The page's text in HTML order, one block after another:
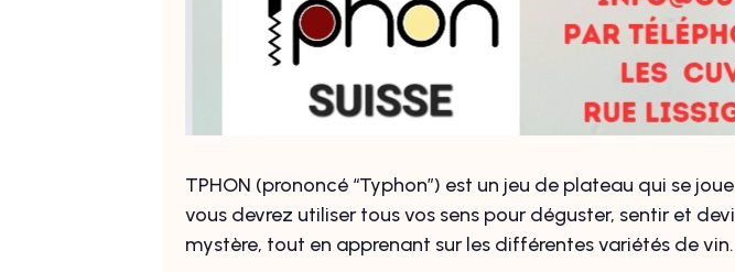
TPHON (prononcé “Typhon”) est un jeu de plateau qui se
vous devrez utiliser tous vos sens pour déguster, sentir et
mystère, tout en apprenant sur les différentes variétés de vin.